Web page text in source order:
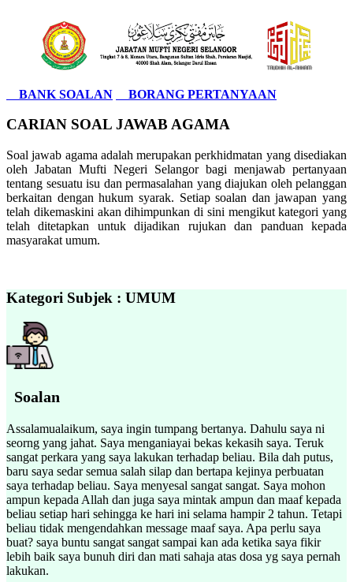
BANK SOALAN BORANG PERTANYAAN
CARIAN SOAL JAWAB AGAMA
Soal jawab agama adalah merupakan perkhidmatan yang disediakan
oleh Jabatan Mufti Negeri Selangor bagi menjawab pertanyaan
tentang sesuatu isu dan permasalahan yang diajukan oleh pelanggan
berkaitan dengan hukum syarak. Setiap soalan dan jawapan yang
telah dikemaskini akan dihimpunkan di sini mengikut kategori yang
telah ditetapkan untuk dijadikan rujukan dan panduan kepada
masyarakat umum.
Kategori Subjek : UMUM
Soalan
Assalamualaikum, saya ingin tumpang bertanya. Dahulu saya ni
seorng yang jahat. Saya menganiayai bekas kekasih saya. Teruk
sangat perkara yang saya lakukan terhadap beliau. Bila dah putus,
baru saya sedar semua salah silap dan bertapa kejinya perbuatan
saya terhadap beliau. Saya menyesal sangat sangat. Saya mohon
ampun kepada Allah dan juga saya mintak ampun dan maaf kepada
beliau setiap hari sehingga ke hari ini selama hampir 2 tahun. Tetapi
beliau tidak mengendahkan message maaf saya. Apa perlu saya
buat? saya buntu sangat sangat sampai kan ada ketika saya fikir
lebih baik saya bunuh diri dan mati sahaja atas dosa yg saya pernah
lakukan.